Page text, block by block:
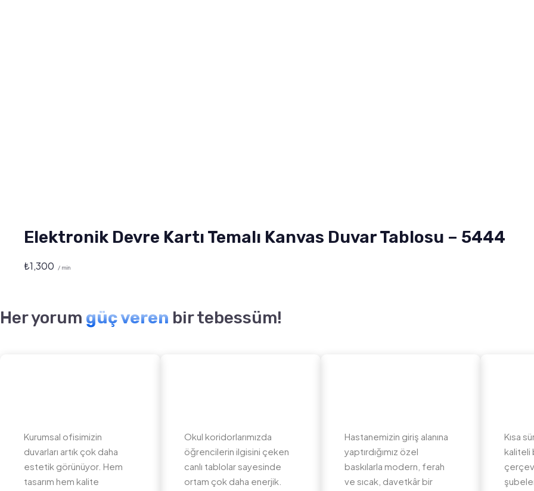
Elektronik Devre Kartı Temalı Kanvas Duvar Tablosu – 5444
₺1,300 / min
Her yorum güç veren bir tebessüm!
Kurumsal ofisimizin
duvarları artık çok daha
estetik görünüyor. Hem
tasarım hem kalite
Okul koridorlarımızda
öğrencilerin ilgisini çeken
canlı tablolar sayesinde
ortam çok daha enerjik.
Hastanemizin giriş alanına
yaptırdığımız özel
baskılarla modern, ferah
ve sıcak, davetkâr bir
Kısa
kaliteli